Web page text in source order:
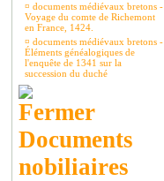
¤ documents médiévaux bretons -
Voyage du comte de Richemont
en France, 1424.
¤ documents médiévaux bretons -
Éléments généalogiques de
l'enquête de 1341 sur la
succession du duché
Documents
nobiliaires